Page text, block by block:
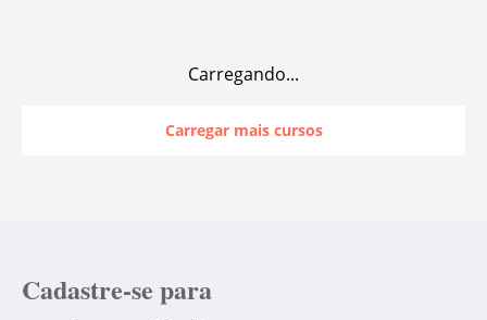
Carregando...
Carregar mais cursos
Cadastre-se para